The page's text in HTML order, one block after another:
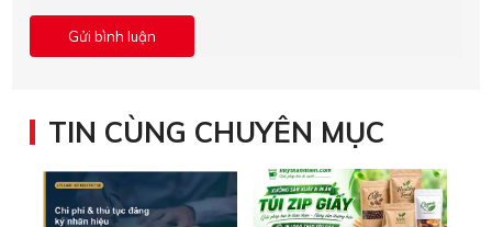
TIN CÙNG CHUYÊN MỤC